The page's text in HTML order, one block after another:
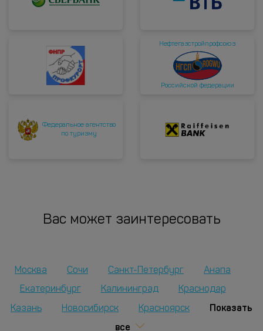
Нефтегазстройпрофсоюз
Российской федерации
Федеральное агентство
по туризму
Вас может заинтересовать
Москва Сочи Санкт-Петербург
Анапа
Екатеринбург
Калининград Краснодар
Казань Новосибирск Красноярск
Показать
все